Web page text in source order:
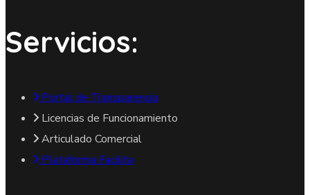
Servicios:
Portal de Transparencia
Licencias de Funcionamiento
Articulado Comercial
Plataforma Facilita